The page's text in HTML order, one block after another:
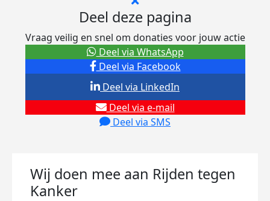
Deel deze pagina
Vraag veilig en snel om donaties voor jouw actie
Deel via Facebook
Deel via e-mail
Deel via SMS
Deel via LinkedIn
Deel via WhatsApp
Wij doen mee aan Rijden tegen
Kanker